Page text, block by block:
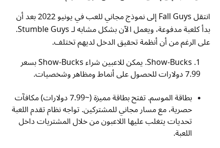
انتقل Fall Guys إلى نموذج مجاني للعب في يونيو 2022 بعد أن
بدأ كلعبة مدفوعة، ويعمل الآن بشكل مشابه لـ Stumble Guys.
على الرغم من أن أنظمة تحقيق الدخل لديهم تختلف.
Show-Bucks. يمكن للاعبين شراء Show-Bucks بسعر
7.99 دولارات للحصول على أنماط ومظاهر وشخصيات.
بطاقة الموسم. تفتح بطاقة مميزة (~7.99 دولارات) مكافآت
حصرية، مع مسار مجاني للمشتركين. تواجه نظام تقدم اللعبة
تحديات يتغلب عليها اللاعبون من خلال المشتريات داخل
اللعبة.